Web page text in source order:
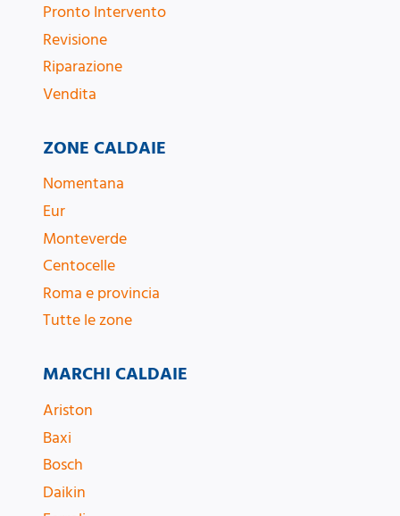
Pronto Intervento
Revisione
Riparazione
Vendita
ZONE CALDAIE
Nomentana
Eur
Monteverde
Centocelle
Roma e provincia
Tutte le zone
MARCHI CALDAIE
Ariston
Baxi
Bosch
Daikin